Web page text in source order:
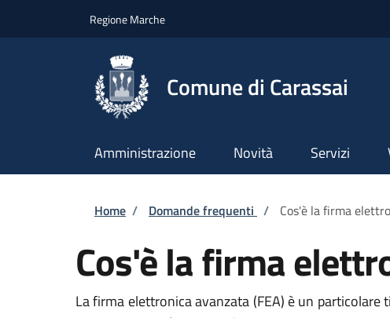
Regione Marche
Comune di Carassai
Amministrazione Novità Servizi
Briciole di pane
Home / Domande frequenti / Cos'è la firma
Cos'è la firma
La firma elettronica avanzata (FEA) è un